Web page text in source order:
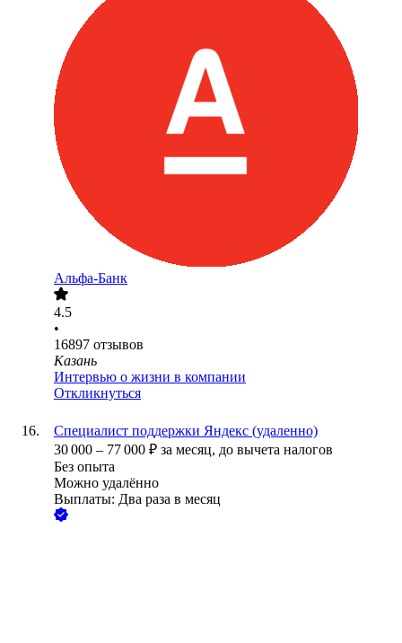
Альфа-Банк
4.5
•
16897 отзывов
Казань
Интервью о жизни в компании
Откликнуться
Специалист поддержки Яндекс (удаленно)
30 000 – 77 000 ₽ за месяц, до вычета налогов
Без опыта
Можно удалённо
Выплаты: Два раза в месяц